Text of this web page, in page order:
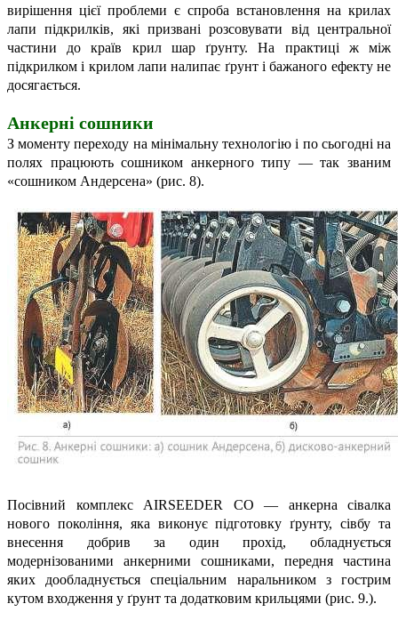
вирішення цієї проблеми є спроба встановлення на крилах
лапи підкрилків, які призвані розсовувати від центральної
частини до країв крил шар ґрунту. На практиці ж між
підкрилком і крилом лапи налипає ґрунт і бажаного ефекту не
досягається.
Анкерні сошники
З моменту переходу на мінімальну технологію і по сьогодні на
полях працюють сошником анкерного типу — так званим
«сошником Андерсена» (рис. 8).
Посівний комплекс AIRSEEDER CO — анкерна сівалка
нового покоління, яка виконує підготовку ґрунту, сівбу та
внесення добрив за один прохід, обладнується
модернізованими анкерними сошниками, передня частина
яких дообладнується спеціальним наральником з гострим
кутом входження у ґрунт та додатковим крильцями (рис. 9.).